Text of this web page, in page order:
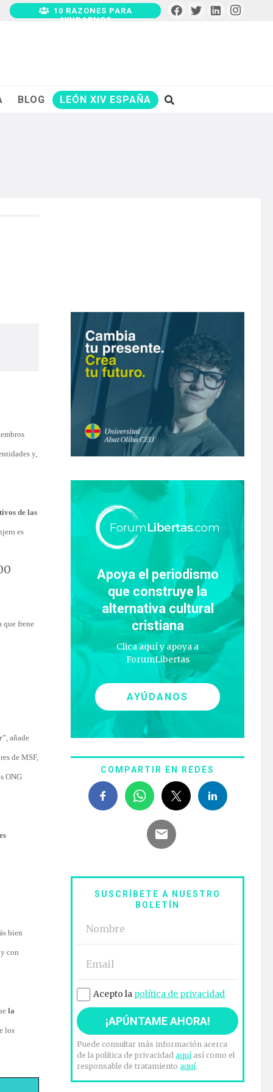
10 RAZONES PARA
AYUDARNOS
BLOG LEÓN XIV ESPAÑA
y,
de las
es
que frene
”, añade
de MSF,
ONG
bien
con
la
los
Apoya el periodismo
que construye la
alternativa cultural
cristiana
Clica aquí y apoya a
ForumLibertas
AYÚDANOS
COMPARTIR EN REDES
SUSCRÍBETE A NUESTRO
BOLETÍN
Acepto la política de privacidad
Puede consultar más información acerca
de la política de privacidadaquíasí como el
responsable de tratamientoaquí.